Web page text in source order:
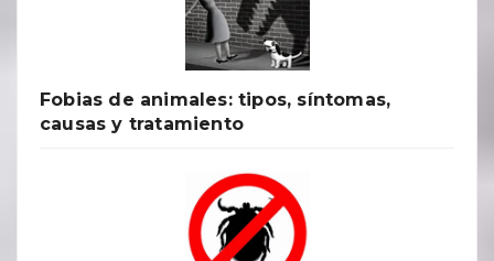
Fobias de animales: tipos, síntomas,
causas y tratamiento